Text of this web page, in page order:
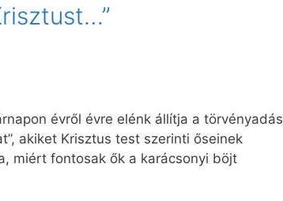
évről évre elénk állítja a törvényadás
akiket Krisztus test szerinti őseinek
miért fontosak ők a karácsonyi böjt